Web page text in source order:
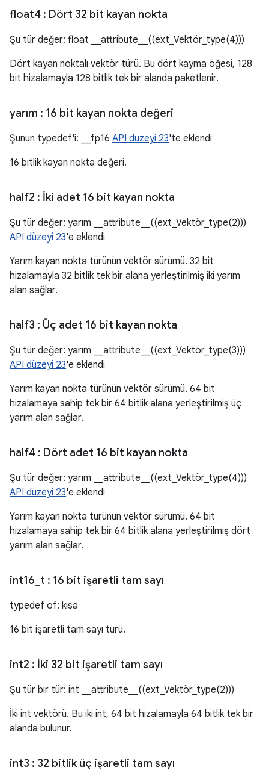
float4 : Dört 32 bit kayan nokta
Şu tür değer: float __attribute__((ext_Vektör_type(4)))
Dört kayan noktalı vektör türü. Bu dört kayma öğesi, 128
bit hizalamayla 128 bitlik tek bir alanda paketlenir.
yarım : 16 bit kayan nokta değeri
Şunun typedef'i: __fp16 API düzeyi 23'te eklendi
16 bitlik kayan nokta değeri.
half2 : İki adet 16 bit kayan nokta
Şu tür değer: yarım __attribute__((ext_Vektör_type(2)))
API düzeyi 23'e eklendi
Yarım kayan nokta türünün vektör sürümü. 32 bit
hizalamayla 32 bitlik tek bir alana yerleştirilmiş iki yarım
alan sağlar.
half3 : Üç adet 16 bit kayan nokta
Şu tür değer: yarım __attribute__((ext_Vektör_type(3)))
API düzeyi 23'e eklendi
Yarım kayan nokta türünün vektör sürümü. 64 bit
hizalamaya sahip tek bir 64 bitlik alana yerleştirilmiş üç
yarım alan sağlar.
half4 : Dört adet 16 bit kayan nokta
Şu tür değer: yarım __attribute__((ext_Vektör_type(4)))
API düzeyi 23'e eklendi
Yarım kayan nokta türünün vektör sürümü. 64 bit
hizalamaya sahip tek bir 64 bitlik alana yerleştirilmiş dört
yarım alan sağlar.
int16 t : 16 bit işaretli tam sayı
typedef of: kısa
16 bit işaretli tam sayı türü.
int2 : İki 32 bit işaretli tam sayı
Şu tür bir tür: int __attribute__((ext_Vektör_type(2)))
İki int vektörü. Bu iki int, 64 bit hizalamayla 64 bitlik tek bir
alanda bulunur.
int3 : 32 bitlik üç işaretli tam sayı